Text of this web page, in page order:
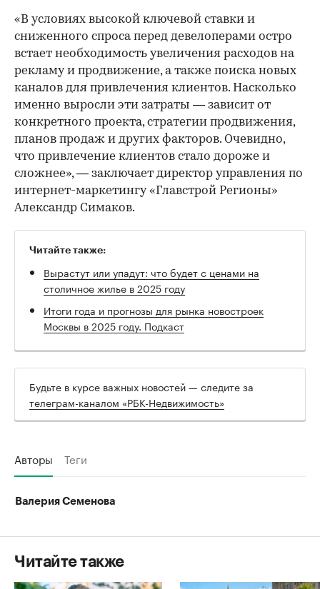
«В условиях высокой ключевой ставки и
сниженного спроса перед девелоперами остро
встает необходимость увеличения расходов на
рекламу и продвижение, а также поиска новых
каналов для привлечения клиентов. Насколько
именно выросли эти затраты — зависит от
конкретного проекта, стратегии продвижения,
планов продаж и других факторов. Очевидно,
что привлечение клиентов стало дороже и
сложнее», — заключает директор управления по
интернет-маркетингу «Главстрой Регионы»
Александр Симаков.
Читайте также:
Вырастут или упадут: что будет с ценами на
столичное жилье в 2025 году
Итоги года и прогнозы для рынка новостроек
Москвы в 2025 году. Подкаст
Будьте в курсе важных новостей — следите за
телеграм-каналом «РБК-Недвижимость»
Авторы Теги
Валерия Семенова
Читайте также